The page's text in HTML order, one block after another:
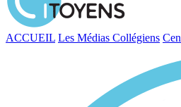
ACCUEIL Les Médias Collégiens